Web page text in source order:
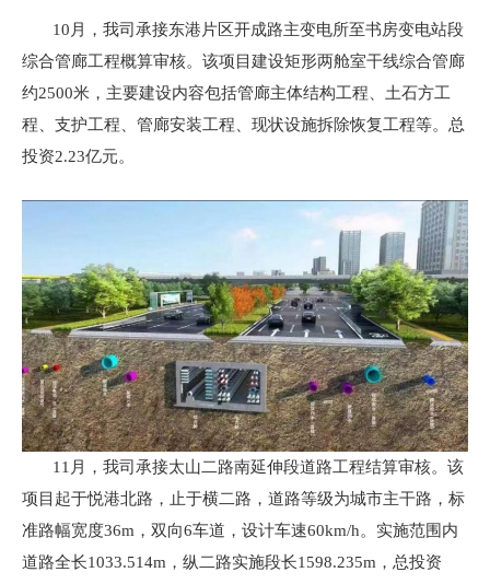
10月，我司承接东港片区开成路主变电所至书房变电站段
综合管廊工程概算审核。该项目建设矩形两舱室干线综合管廊
约2500米，主要建设内容包括管廊主体结构工程、土石方工
程、支护工程、管廊安装工程、现状设施拆除恢复工程等。总
投资2.23亿元。
11月，我司承接太山二路南延伸段道路工程结算审核。该
项目起于悦港北路，止于横二路，道路等级为城市主干路，标
准路幅宽度36m，双向6车道，设计车速60km/h。实施范围内
道路全长1033.514m，纵二路实施段长1598.235m，总投资